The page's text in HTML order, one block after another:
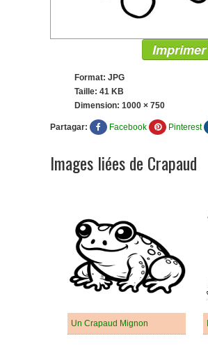
Imprimer
Format: JPG
Taille: 41 KB
Dimension: 1000 × 750
Partagar: Facebook Pinterest
Images liées de Crapaud
Un Crapaud Mignon